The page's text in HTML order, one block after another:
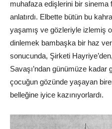
muhafaza edişlerini bir sinema
anlatırdı. Elbette bütün bu
yaşamış ve gözleriyle izlemiş
dinlemek bambaşka bir haz
sonucunda, Şirketi
Savaşı’ndan günümüze
çocuğun gözünde yaşayan
belleğine iyice kazınıyorlardı.